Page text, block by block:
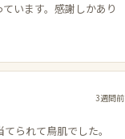
います。感謝しかあり
3週間前
られて鳥肌でした。